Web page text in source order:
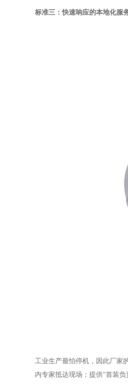
标准三：快速响应的本地化服
工业生产最怕停机，因此厂家
内专家抵达现场；提供“首装